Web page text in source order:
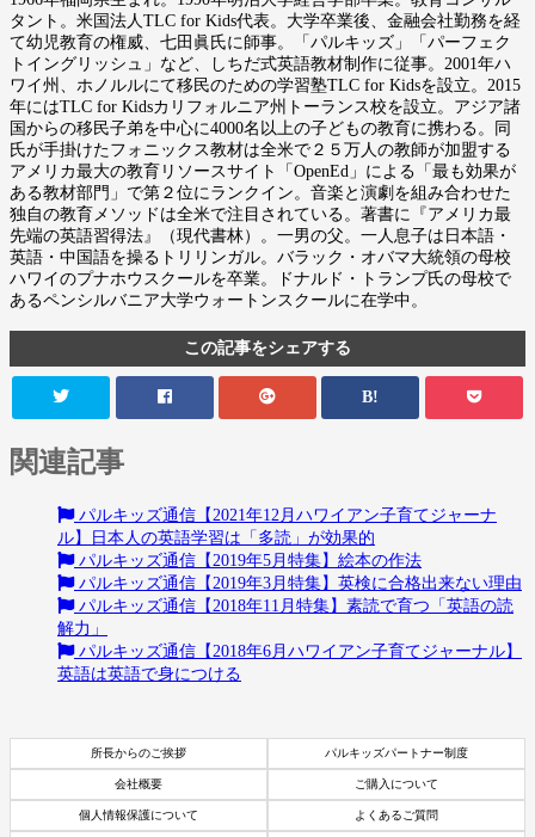
タント。米国法人TLC for Kids代表。大学卒業後、金融会社勤務を経
て幼児教育の権威、七田眞氏に師事。「パルキッズ」「パーフェク
トイングリッシュ」など、しちだ式英語教材制作に従事。2001年ハ
ワイ州、ホノルルにて移民のための学習塾TLC for Kidsを設立。2015
年にはTLC for Kidsカリフォルニア州トーランス校を設立。アジア諸
国からの移民子弟を中心に4000名以上の子どもの教育に携わる。同
氏が手掛けたフォニックス教材は全米で２５万人の教師が加盟する
アメリカ最大の教育リソースサイト「OpenEd」による「最も効果が
ある教材部門」で第２位にランクイン。音楽と演劇を組み合わせた
独自の教育メソッドは全米で注目されている。著書に『アメリカ最
先端の英語習得法』（現代書林）。一男の父。一人息子は日本語・
英語・中国語を操るトリリンガル。バラック・オバマ大統領の母校
ハワイのプナホウスクールを卒業。ドナルド・トランプ氏の母校で
あるペンシルバニア大学ウォートンスクールに在学中。
この記事をシェアする
B!
関連記事
パルキッズ通信【2021年12月ハワイアン子育てジャーナ
ル】日本人の英語学習は「多読」が効果的
パルキッズ通信【2019年5月特集】絵本の作法
パルキッズ通信【2019年3月特集】英検に合格出来ない理由
パルキッズ通信【2018年11月特集】素読で育つ「英語の読
解力」
パルキッズ通信【2018年6月ハワイアン子育てジャーナル】
英語は英語で身につける
所長からのご挨拶 パルキッズパートナー制度
会社概要 ご購入について
個人情報保護について よくあるご質問